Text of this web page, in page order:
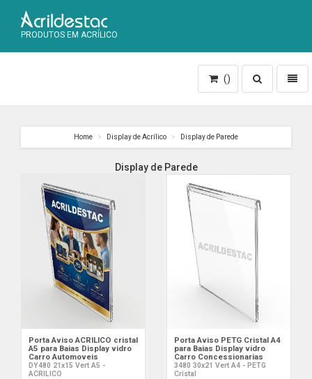
PRODUTOS EM ACRÍLICO
Toggle
search
()
Home Display de Acrílico Display de Parede
Display de Parede
Porta Aviso ACRILICO cristal
A5 para Baias Display vidro
Carro Automoveis
DY480 21x15 Vert A5 -
ACRILICO
Porta Aviso PETG Cristal A4
para Baias Display vidro
Carro Concessionarias
3480 30x21 Vert A4 - PETG
Cristal